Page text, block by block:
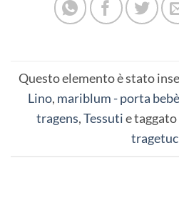
Questo elemento è stato
Lino, mariblum - porta
tragens,Tessutie taggato